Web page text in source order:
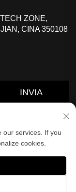
ZONE,
CINA 350108
INVIA
CO.,LTD.
our services. If you
cookies.